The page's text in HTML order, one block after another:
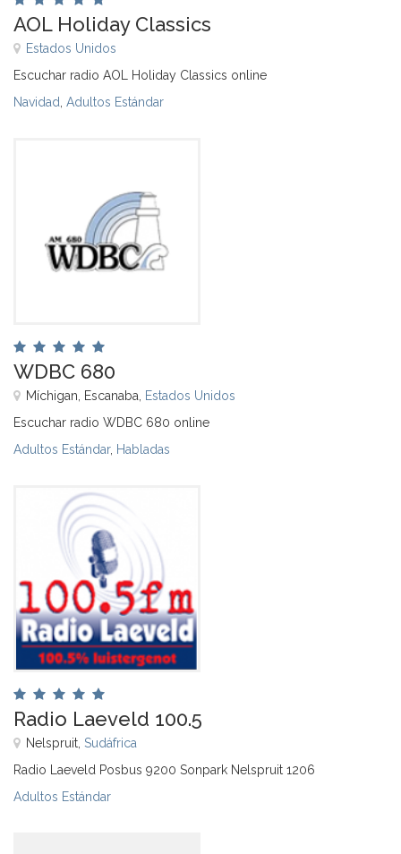
AOL Holiday Classics
Estados Unidos
Escuchar radio AOL Holiday Classics online
Navidad Adultos Estándar
WDBC 680
Míchigan, Escanaba, Estados Unidos
Escuchar radio WDBC 680 online
Adultos Estándar, Habladas
Radio Laeveld 100.5
Nelspruit, Sudáfrica
Radio Laeveld Posbus 9200 Sonpark Nelspruit 1206
Adultos Estándar